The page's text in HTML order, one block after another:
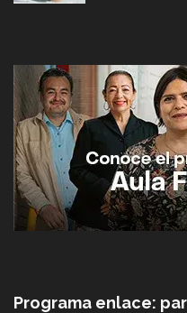
Programa enlace: